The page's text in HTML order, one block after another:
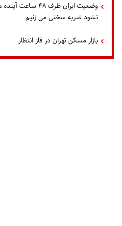
وضعیت ایران ظرف
نشود ضربه سختی می زنیم
بازار مسکن تهران در فاز انتظار